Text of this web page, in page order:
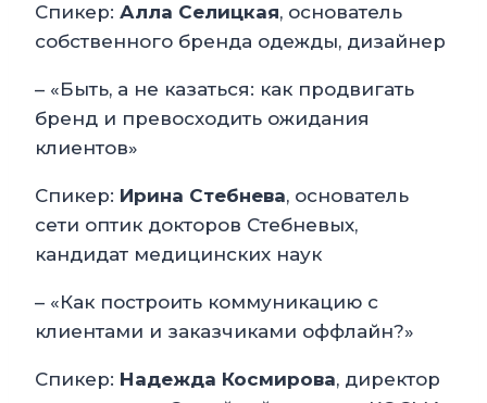
Спикер: Алла Селицкая, основатель
собственного бренда одежды, дизайнер
– «Быть, а не казаться: как продвигать
бренд и превосходить ожидания
клиентов»
Спикер: Ирина Стебнева, основатель
сети оптик докторов Стебневых,
кандидат медицинских наук
– «Как построить коммуникацию с
клиентами и заказчиками оффлайн?»
Спикер: Надежда Космирова, директор